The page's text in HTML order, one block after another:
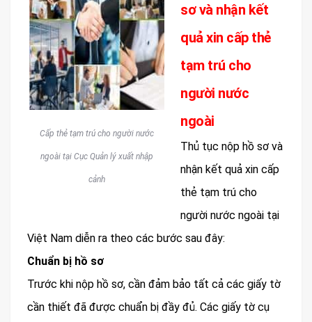
Cấp thẻ tạm trú cho người nước
ngoài tại Cục Quản lý xuất nhập
cảnh
sơ và nhận kết
quả xin cấp thẻ
tạm trú cho
người nước
ngoài
Thủ tục nộp hồ sơ và
nhận kết quả xin cấp
thẻ tạm trú cho
người nước ngoài tại
Việt Nam diễn ra theo các bước sau đây:
Chuẩn bị hồ sơ
Trước khi nộp hồ sơ, cần đảm bảo tất cả các giấy tờ
cần thiết đã được chuẩn bị đầy đủ. Các giấy tờ cụ